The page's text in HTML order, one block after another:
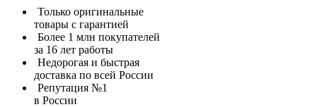
Только оригинальные
товары с гарантией
Более 1 млн покупателей
за 16 лет работы
Недорогая и быстрая
доставка по всей России
Репутация №1
в России